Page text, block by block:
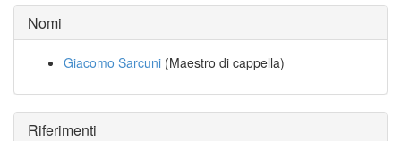
Nomi
Giacomo Sarcuni (Maestro di cappella)
Riferimenti